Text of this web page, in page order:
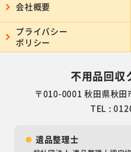
会社概要
プライバシー
ポリシー
不用品回収
〒010-0001 秋田県秋
TEL :
遺品整理士